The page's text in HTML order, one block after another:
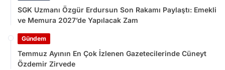
SGK Uzmanı Özgür Erdursun Son Rakamı Paylaştı: Emekli
ve Memura 2027’de Yapılacak Zam
Gündem
Temmuz Ayının En Çok İzlenen Gazetecilerinde Cüneyt
Özdemir Zirvede